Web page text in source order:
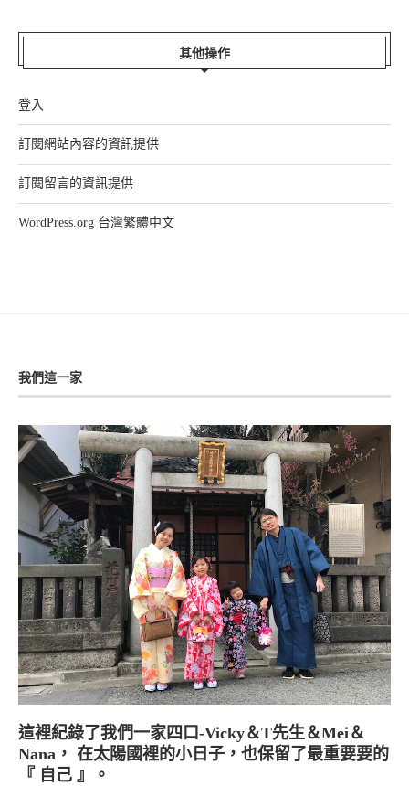
其他操作
登入
訂閱網站內容的資訊提供
訂閱留言的資訊提供
WordPress.org 台灣繁體中文
我們這一家
這裡紀錄了我們一家四口-Vicky＆T先生＆Mei＆
Nana， 在太陽國裡的小日子，也保留了最重要要的
『 自己 』。